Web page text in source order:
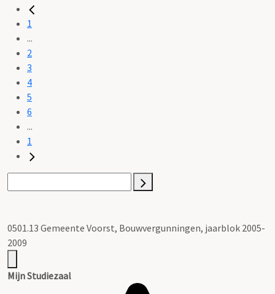
1
...
2
3
4
5
6
...
1
0501.13 Gemeente Voorst, Bouwvergunningen, jaarblok 2005-
2009
Mijn Studiezaal